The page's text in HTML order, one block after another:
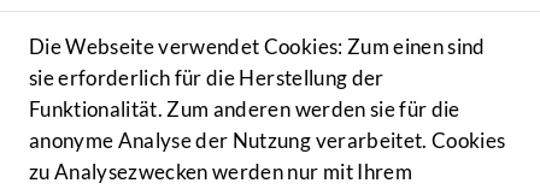
Benutzer
Navigationsmenü öffnen
MENÜ
Die Webseite verwendet Cookies: Zum einen sind
sie erforderlich für die Herstellung der
Funktionalität. Zum anderen werden sie für die
anonyme Analyse der Nutzung verarbeitet. Cookies
zu Analysezwecken werden nur mit Ihrem